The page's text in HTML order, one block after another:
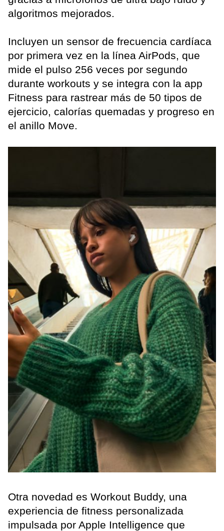
algoritmos mejorados.
Incluyen un sensor de frecuencia cardíaca
por primera vez en la línea AirPods, que
mide el pulso 256 veces por segundo
durante workouts y se integra con la app
Fitness para rastrear más de 50 tipos de
ejercicio, calorías quemadas y progreso en
el anillo Move.
Otra novedad es Workout Buddy, una
experiencia de fitness personalizada
impulsada por Apple Intelligence que